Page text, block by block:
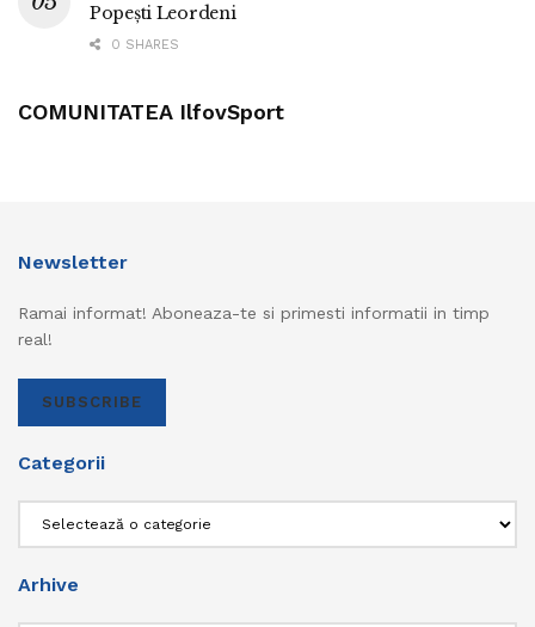
Popești Leordeni
0 SHARES
COMUNITATEA IlfovSport
Newsletter
Ramai informat! Aboneaza-te si primesti informatii in timp
real!
SUBSCRIBE
Categorii
Arhive